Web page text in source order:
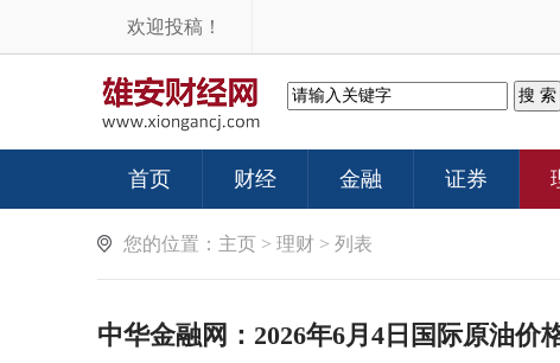
欢迎投稿！
首页 财经 金融 证券
您的位置： 主页 > 理财 > 列表
中华金融网：2026年6月4日国际原油价